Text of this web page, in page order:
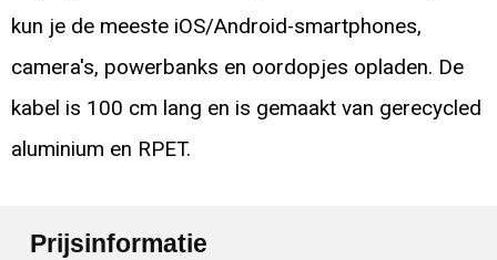
kun je de meeste iOS/Android-smartphones,
camera's, powerbanks en oordopjes opladen. De
kabel is 100 cm lang en is gemaakt van gerecycled
aluminium en RPET.
Prijsinformatie